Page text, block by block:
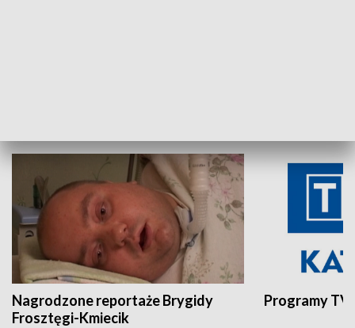
Nagrodzone reportaże Brygidy
Frosztęgi-Kmiecik
Programy